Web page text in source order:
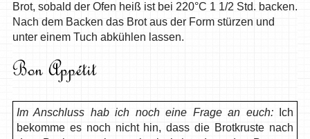
Brot, sobald der Ofen heiß ist bei 220°C 1 1/2 Std. backen.
Nach dem Backen das Brot aus der Form stürzen und
unter einem Tuch abkühlen lassen.
Im Anschluss hab ich noch eine Frage an euch:Ich
bekomme es noch nicht hin, dass die Brotkruste nach